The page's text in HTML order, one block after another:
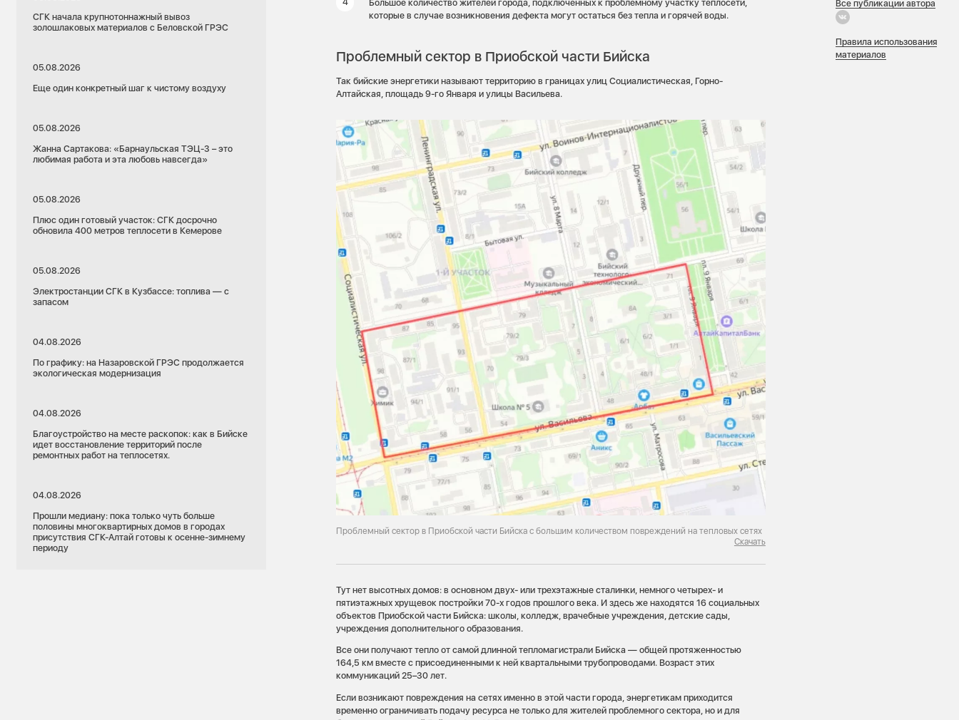
СГК начала крупнотоннажный вывоз
золошлаковых материалов с Беловской ГРЭС
05.08.2026
Еще один конкретный шаг к чистому воздуху
05.08.2026
Жанна Сартакова: «Барнаульская ТЭЦ-3 – это
любимая работа и эта любовь навсегда»
05.08.2026
Плюс один готовый участок: СГК досрочно
обновила 400 метров теплосети в Кемерове
05.08.2026
Электростанции СГК в Кузбассе: топлива — с
запасом
04.08.2026
По графику: на Назаровской ГРЭС продолжается
экологическая модернизация
04.08.2026
Благоустройство на месте раскопок: как в Бийске
идет восстановление территорий после
ремонтных работ на теплосетях.
04.08.2026
Прошли медиану: пока только чуть больше
половины многоквартирных домов в городах
присутствия СГК-Алтай готовы к осенне-зимнему
периоду
Большое количество жителей города, подключенных к проблемному участку теплосети,
которые в случае возникновения дефекта могут остаться без тепла и горячей воды.
Проблемный сектор в Приобской части Бийска
Так бийские энергетики называют территорию в границах улиц Социалистическая, Горно-
Алтайская, площадь 9-го Января и улицы Васильева.
Проблемный сектор в Приобской части Бийска с большим количеством повреждений на тепловых сетях
Скачать
Тут нет высотных домов: в основном двух- или трехэтажные сталинки, немного четырех- и
пятиэтажных хрущевок постройки 70-х годов прошлого века. И здесь же находятся 16 социальных
объектов Приобской части Бийска: школы, колледж, врачебные учреждения, детские сады,
учреждения дополнительного образования.
Все они получают тепло от самой длинной тепломагистрали Бийска — общей протяженностью
164,5 км вместе с присоединенными к ней квартальными трубопроводами. Возраст этих
коммуникаций 25–30 лет.
Если возникают повреждения на сетях именно в этой части города, энергетикам приходится
временно ограничивать подачу ресурса не только для жителей проблемного сектора, но и для
Все публикации автора
Правила использования
материалов